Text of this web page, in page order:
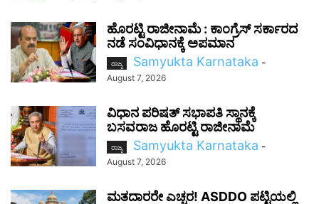
ಹೊರಟ್ಟಿ ರಾಜೀನಾಮೆ : ಕಾಂಗ್ರೆಸ್ ಸರ್ಕಾರದ
ನಡೆ ಸಂವಿಧಾನಕ್ಕೆ ಅಪಮಾನ
ರಾಜ್ಯ Samyukta Karnataka -
August 7, 2026
ವಿಧಾನ ಪರಿಷತ್ ಸಭಾಪತಿ ಸ್ಥಾನಕ್ಕೆ
ಬಸವರಾಜ ಹೊರಟ್ಟಿ ರಾಜೀನಾಮೆ
ರಾಜ್ಯ Samyukta Karnataka -
August 7, 2026
ಮತದಾರರೇ ಎಚ್ಚರ! ASDDO ಪಟ್ಟಿಯಲ್ಲಿ